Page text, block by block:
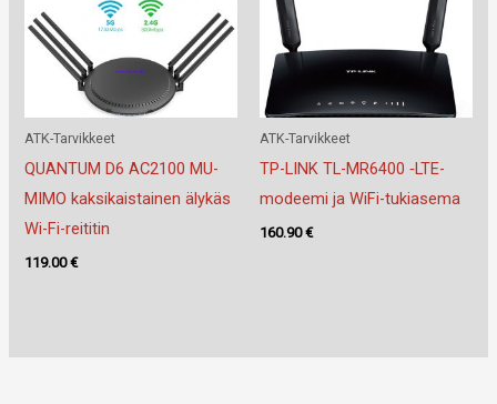
ATK-Tarvikkeet
QUANTUM D6 AC2100 MU-
MIMO kaksikaistainen älykäs
Wi-Fi-reititin
119.00€
ATK-Tarvikkeet
TP-LINK TL-MR6400 ‐LTE-
modeemi ja WiFi-tukiasema
160.90€